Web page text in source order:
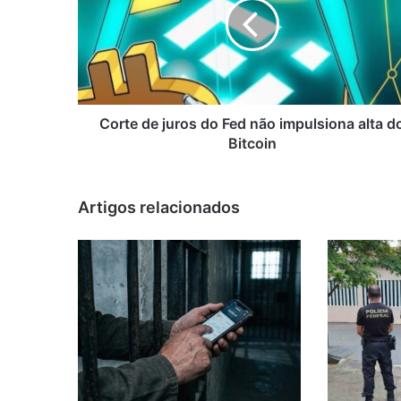
não
impulsiona
alta
do
BitcoinCorte de juros do Fed não impulsiona alta
Bitcoin
Artigos relacionados